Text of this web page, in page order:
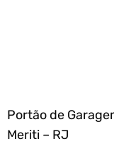
Portão de
Meriti – RJ